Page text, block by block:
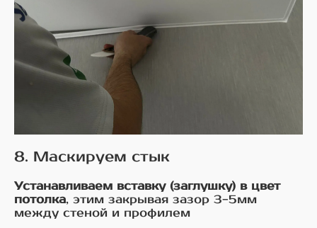
8. Маскируем стык
Устанавливаем вставку (заглушку) в цвет
потолка, этим закрывая зазор 3-5мм
между стеной и профилем